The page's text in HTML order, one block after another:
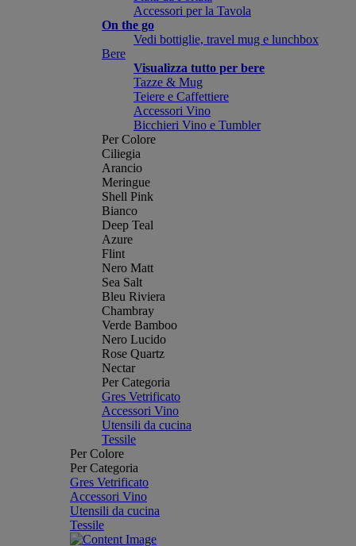
Accessori per la Tavola
On the go
Vedi bottiglie, travel mug e lunchbox
Bere
Visualizza tutto per bere
Tazze & Mug
Teiere e Caffettiere
Accessori Vino
Bicchieri Vino e Tumbler
Per Colore
Ciliegia
Arancio
Meringue
Shell Pink
Bianco
Deep Teal
Azure
Flint
Nero Matt
Sea Salt
Bleu Riviera
Chambray
Verde Bamboo
Nero Lucido
Rose Quartz
Nectar
Per Categoria
Gres Vetrificato
Accessori Vino
Utensili da cucina
Tessile
Per Colore
Per Categoria
Gres Vetrificato
Accessori Vino
Utensili da cucina
Tessile